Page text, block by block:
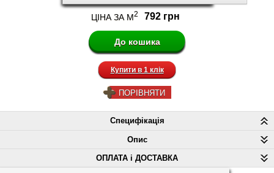
ЦІНА ЗА М2 792 грн
Купити в 1 клік
ПОРІВНЯТИ
Специфікація
Опис
ОПЛАТА і ДОСТАВКА